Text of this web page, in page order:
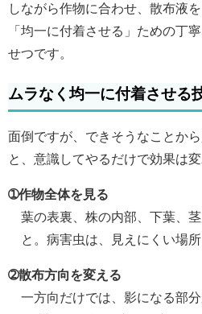
しながら作物に合わせ、散布液
「均一に付着させる」ための丁
せつです。
ムラなく均一に付着させる
面倒ですが、できそうなことか
と、意識してやるだけで効果は変
➀作物全体を見る
葉の表裏、株の内部、下葉、茎
と。病害虫は、見えにくい場
➁散布方向を変える
一方向だけでは、影になる部